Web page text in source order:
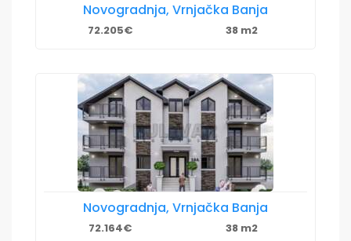
Novogradnja, Vrnjačka Banja
72.205€ 38 m2
Novogradnja, Vrnjačka Banja
72.164€ 38 m2